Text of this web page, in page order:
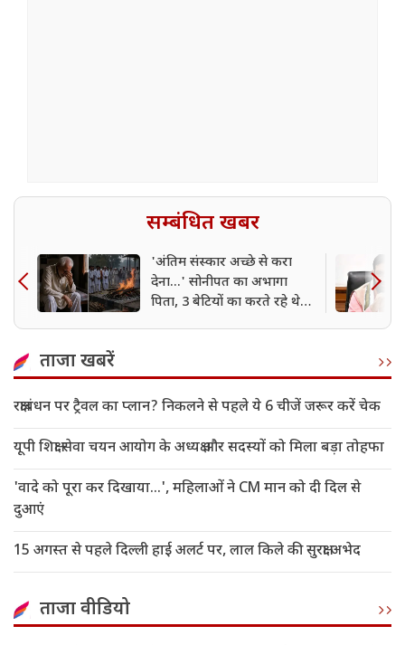
सम्बंधित खबर
'अंतिम संस्कार अच्छे से करा
देना...' सोनीपत का अभागा
पिता, 3 बेटियों का करते रहे थे
ताजा खबरें
रक्षाबंधन पर ट्रैवल का प्लान? निकलने से पहले ये 6 चीजें जरूर करें चेक
यूपी शिक्षा सेवा चयन आयोग के अध्यक्ष और सदस्यों को मिला बड़ा तोहफा
'वादे को पूरा कर दिखाया...', महिलाओं ने CM मान को दी दिल से
दुआएं
15 अगस्त से पहले दिल्ली हाई अलर्ट पर, लाल किले की सुरक्षा अभेद
ताजा वीडियो